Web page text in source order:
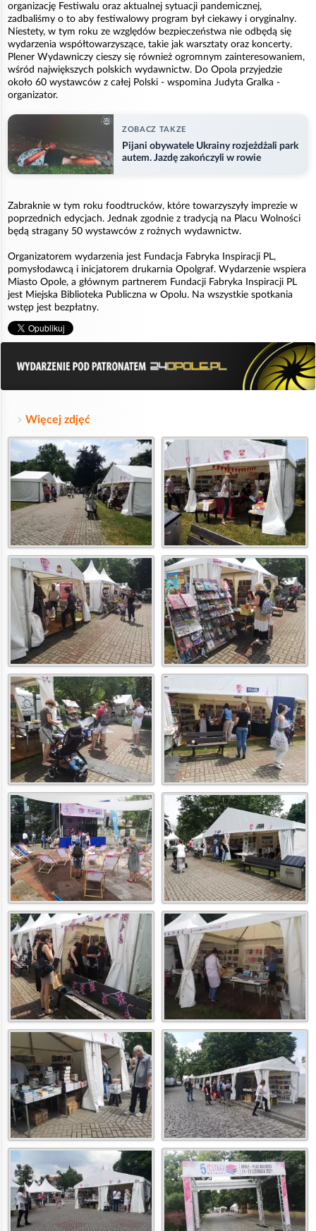
organizację Festiwalu oraz aktualnej sytuacji pandemicznej,
zadbaliśmy o to aby festiwalowy program był ciekawy i oryginalny.
Niestety, w tym roku ze względów bezpieczeństwa nie odbędą się
wydarzenia współtowarzyszące, takie jak warsztaty oraz koncerty.
Plener Wydawniczy cieszy się również ogromnym zainteresowaniem,
wśród największych polskich wydawnictw. Do Opola przyjedzie
około 60 wystawców z całej Polski - wspomina Judyta Gralka -
organizator.
ZOBACZ TAKZE
Pijani obywatele Ukrainy rozjeżdżali park
autem. Jazdę zakończyli w rowie
Zabraknie w tym roku foodtrucków, które towarzyszyły imprezie w
poprzednich edycjach. Jednak zgodnie z tradycją na Placu Wolności
będą stragany 50 wystawców z rożnych wydawnictw.
Organizatorem wydarzenia jest Fundacja Fabryka Inspiracji PL,
pomysłodawcą i inicjatorem drukarnia Opolgraf. Wydarzenie wspiera
Miasto Opole, a głównym partnerem Fundacji Fabryka Inspiracji PL
jest Miejska Biblioteka Publiczna w Opolu. Na wszystkie spotkania
wstęp jest bezpłatny.
Więcej zdjęć